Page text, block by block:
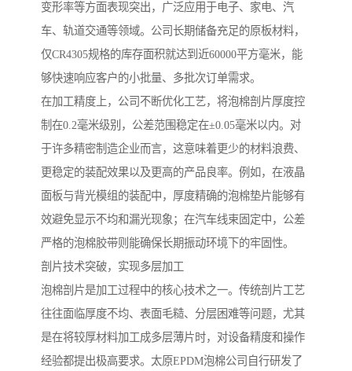
变形率等方面表现突出，广泛应用于电子、家电、汽
车、轨道交通等领域。公司长期储备充足的原板材料，
仅CR4305规格的库存面积就达到近60000平方毫米，能
够快速响应客户的小批量、多批次订单需求。
在加工精度上，公司不断优化工艺，将泡棉剖片厚度控
制在0.2毫米级别，公差范围稳定在±0.05毫米以内。对
于许多精密制造企业而言，这意味着更少的材料浪费、
更稳定的装配效果以及更高的产品良率。例如，在液晶
面板与背光模组的装配中，厚度精确的泡棉垫片能够有
效避免显示不均和漏光现象；在汽车线束固定中，公差
严格的泡棉胶带则能确保长期振动环境下的牢固性。
剖片技术突破，实现多层加工
泡棉剖片是加工过程中的核心技术之一。传统剖片工艺
往往面临厚度不均、表面毛糙、分层困难等问题，尤其
是在将较厚材料加工成多层薄片时，对设备精度和操作
经验都提出极高要求。太原EPDM泡棉公司自行研发了